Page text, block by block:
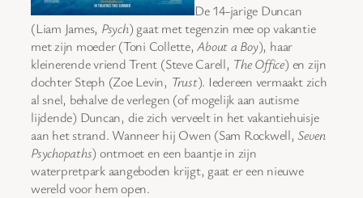
De 14-jarige Duncan
(Liam James, Psych) gaat met tegenzin mee op vakantie
met zijn moeder (Toni Collette,About a Boy), haar
kleinerende vriend Trent (Steve Carell, The Office) en zijn
dochter Steph (Zoe Levin, Trust). Iedereen vermaakt zich
al snel, behalve de verlegen (of mogelijk aan autisme
lijdende) Duncan, die zich verveelt in het vakantiehuisje
aan het strand. Wanneer hij Owen (Sam Rockwell,Seven
Psychopaths) ontmoet en een baantje in zijn
waterpretpark aangeboden krijgt, gaat er een nieuwe
wereld voor hem open.